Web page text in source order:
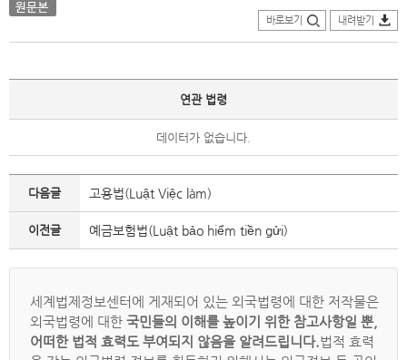
바로보기 내려받기
연관 법령
데이터가 없습니다.
다음글 고용법(Luật Việc làm)
이전글 예금보험법(Luật bảo hiểm tiền gửi)
세계법제정보센터에 게재되어 있는 외국법령에 대한 저작물은
외국법령에 대한 국민들의 이해를 높이기 위한 참고사항일 뿐,
어떠한 법적 효력도 부여되지 않음을 알려드립니다.법적 효력